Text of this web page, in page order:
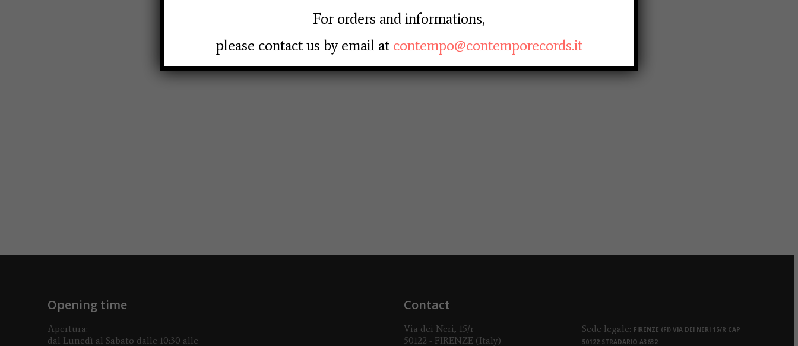
Opening time
Apertura:
dal Lunedì al Sabato dalle 10:30 alle
Contact
Via dei Neri, 15/r
50122 - FIRENZE (Italy)
Sede legale: FIRENZE (FI) VIA DEI NERI 15/R CAP
50122 STRADARIO A3632
For orders and informations,
please contact us by email at contempo@contemporecords.it